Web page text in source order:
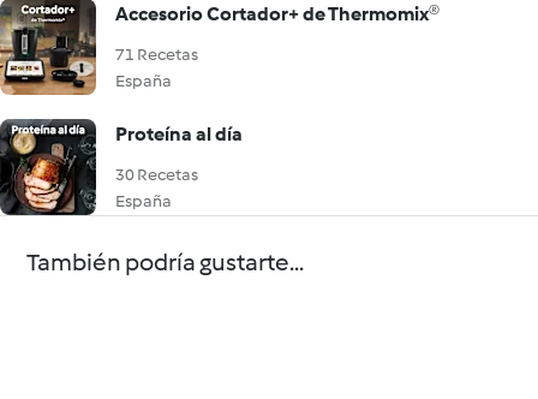
Accesorio Cortador+ de Thermomix®
71 Recetas
España
Proteína al día
30 Recetas
España
También podría gustarte...